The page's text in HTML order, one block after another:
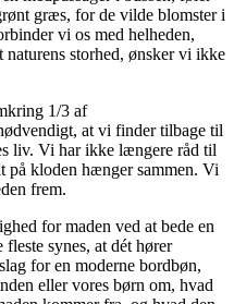
græs, for de vilde blomster i
vi os med helheden,
storhed, ønsker vi ikke
1/3 af
at vi finder tilbage til
liv. Vi har ikke længere råd til
på kloden hænger sammen. Vi
frem.
for maden ved at bede en
synes, at dét hører
for en moderne bordbøn,
eller vores børn om, hvad